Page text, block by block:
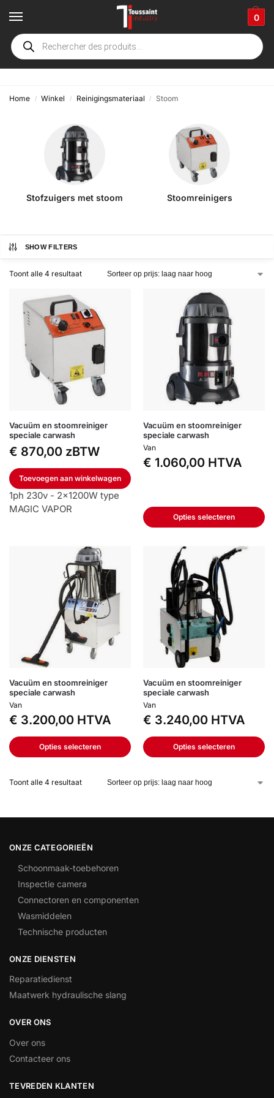
0
Stoom
Home / Winkel / Reinigingsmateriaal / Stoom
Stofzuigers met stoom Stoomreinigers
SHOW FILTERS
Toont alle 4 resultaat
Vacuüm en stoomreiniger
speciale carwash
€ 870,00 zBTW
Toevoegen aan winkelwagen
1ph 230v - 2x1200W type
MAGIC VAPOR
Vacuüm en stoomreiniger
speciale carwash
Van
€ 1.060,00 HTVA
Opties selecteren
Vacuüm en stoomreiniger
speciale carwash
Van
€ 3.200,00 HTVA
Opties selecteren
Vacuüm en stoomreiniger
speciale carwash
Van
€ 3.240,00 HTVA
Opties selecteren
Toont alle 4 resultaat
ONZE CATEGORIEËN
Schoonmaak-toebehoren
Inspectie camera
Connectoren en componenten
Wasmiddelen
Technische producten
ONZE DIENSTEN
Reparatiedienst
Maatwerk hydraulische slang
OVER ONS
Over ons
Contacteer ons
TEVREDEN KLANTEN